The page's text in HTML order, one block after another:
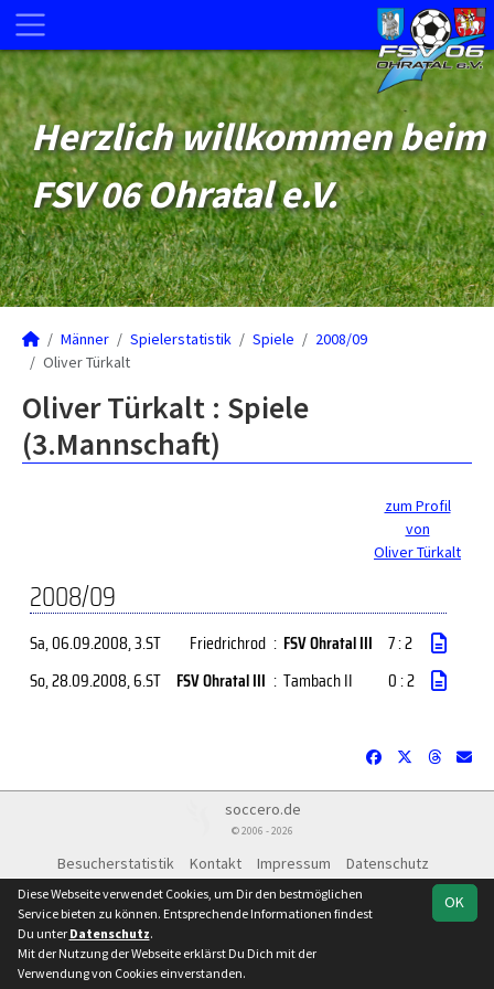
Herzlich willkommen beim
FSV 06 Ohratal e.V.
Männer Spielerstatistik Spiele
2008/09
Oliver Türkalt
Oliver Türkalt : Spiele
(3.Mannschaft)
zum Profil
von
Oliver Türkalt
2008/09
Sa, 06.09.2008, 3.ST Friedrichrod : FSV Ohratal III 7 : 2
So, 28.09.2008, 6.ST FSV Ohratal III : Tambach II 0 : 2
soccero.de
© 2006 - 2026
Besucherstatistik Kontakt Impressum
Datenschutz
Facebook
Instagram OK
Diese Webseite verwendet Cookies, um Dir den bestmöglichen
Service bieten zu können. Entsprechende Informationen findest
Du unter Datenschutz.
Mit der Nutzung der Webseite erklärst Du Dich mit der
Verwendung von Cookies einverstanden.